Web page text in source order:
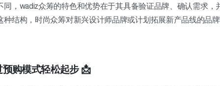
同，wadiz众筹的特色和优势在于其具备验证品牌、确认需求，
种结构，时尚众筹对新兴设计师品牌或计划拓展新产品线的品
购模式轻松起步 📩